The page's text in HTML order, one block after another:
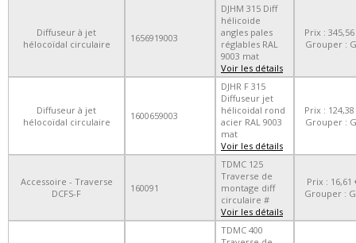
Diffuseur à jet
hélocoïdal circulaire
1656919003
DJHM 315 Diff
hélicoide
angles pales
réglables RAL
9003 mat
Voir les détails
Prix :
Grouper :
Diffuseur à jet
hélocoïdal circulaire
1600659003
DJHR F 315
Diffuseur jet
hélicoidal rond
acier RAL 9003
mat
Voir les détails
Prix :
Grouper :
Accessoire - Traverse
DCFS-F
160091
TDMC 125
Traverse de
montage diff
circulaire #
Voir les détails
Prix : 16,61
Grouper :
TDMC 400